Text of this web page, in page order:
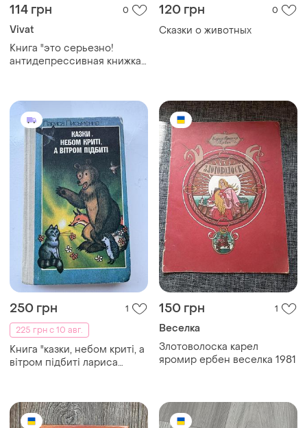
114 грн 0
Vivat
Книга "это серьезно!
антидепрессивная книжка
120 грн 0
Сказки о животных
250 грн
1
225 грн с 10 авг.
Книга "казки, небом криті, а
вітром підбиті лариса
150 грн 1
Веселка
Злотоволоска карел
яромир ербен веселка 1981